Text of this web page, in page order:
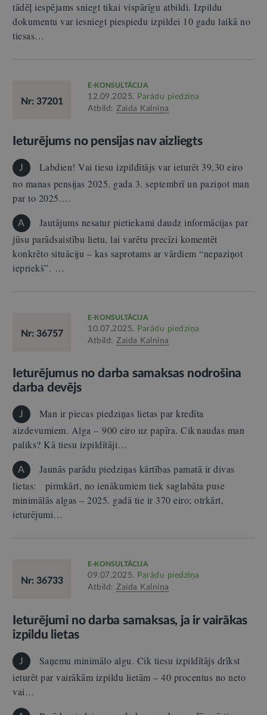
tādēļ iespējams sniegt tikai vispārīgu atbildi. Izpildu
dokumentu var iesniegt piespiedu izpildei 10 gadu laikā no
tiesas…
Nr: 37201
E-KONSULTĀCIJA
12.09.2025. Parādu piedziņa
Atbild: Zaida Kalniņa
Ieturējums no pensijas nav aizliegts
J
Labdien! Vai tiesu izpildītājs var ieturēt 39,30 eiro
no manas pensijas 2025. gada 3. septembrī un paziņot man
par to 2025.…
A
Jautājums nesatur pietiekami daudz informācijas par
jūsu parādsaistību lietu, lai varētu precīzi komentēt
konkrēto situāciju – kas saprotams ar vārdiem “nepaziņot
iepriekš”. …
Nr: 36757
E-KONSULTĀCIJA
10.07.2025. Parādu piedziņa
Atbild: Zaida Kalniņa
Ieturējumus no darba samaksas nodrošina
darba devējs
J
Man ir piecas piedziņas lietas par kredīta
aizdevumiem. Alga – 900 eiro uz papīra. Cik naudas man
paliks? Kā tiesu izpildītāji…
A
Jaunās parādu piedziņas kārtības pamatā ir divas
lietas: pirmkārt, no ienākumiem tiek saglabāta puse
minimālās algas – 2025. gadā tie ir 370 eiro; otrkārt,
ieturējumi…
Nr: 36733
E-KONSULTĀCIJA
09.07.2025. Parādu piedziņa
Atbild: Zaida Kalniņa
Ieturējumi no darba samaksas, ja ir vairākas
izpildu lietas
J
Saņemu minimālo algu. Cik tiesu izpildītājs drīkst
ieturēt par vairākām izpildu lietām – 40 procentus no neto
vai…